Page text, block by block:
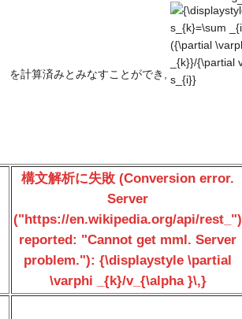
を計算済みとみなすことができ,
{\displaystyle
\textstyle
s_{k}=\sum
_{i=1}^{k-1}
({\partial
構文解析に失敗 (Conversion error.
Server
("https://en.wikipedia.org/api/rest_")
reported: "Cannot get mml. Server
problem."): {\displaystyle \partial
\varphi _{k}/v_{\alpha }\,}